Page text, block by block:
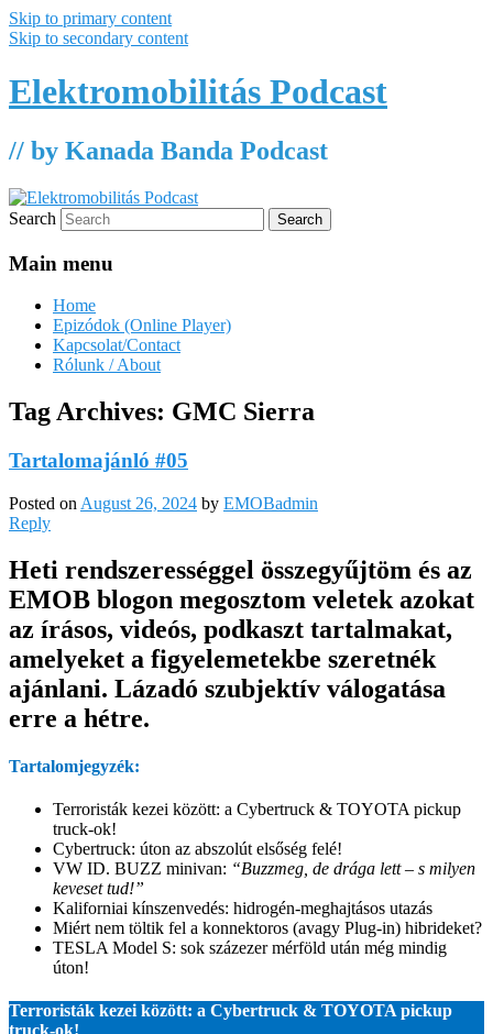
Skip to primary content
Skip to secondary content
Elektromobilitás Podcast
// by Kanada Banda Podcast
Search
Main menu
Home
Epizódok (Online Player)
Kapcsolat/Contact
Rólunk / About
Tag Archives: GMC Sierra
Tartalomajánló #05
Posted on August 26, 2024 by EMOBadmin
Reply
Heti rendszerességgel összegyűjtöm és az
EMOB blogon megosztom veletek azokat
az írásos, videós, podkaszt tartalmakat,
amelyeket a figyelemetekbe szeretnék
ajánlani. Lázadó szubjektív válogatása
erre a hétre.
Tartalomjegyzék:
Terroristák kezei között: a Cybertruck & TOYOTA pickup
truck-ok!
Cybertruck: úton az abszolút elsőség felé!
VW ID. BUZZ minivan: “Buzzmeg, de drága lett – s milyen
keveset tud!”
Kaliforniai kínszenvedés: hidrogén-meghajtásos utazás
Miért nem töltik fel a konnektoros (avagy Plug-in) hibrideket?
TESLA Model S: sok százezer mérföld után még mindig
úton!
Terroristák kezei között: a Cybertruck & TOYOTA pickup